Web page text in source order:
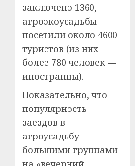
заключено 1360,
агроэкоусадьбы
посетили около 4600
туристов (из них
более 780 человек —
иностранцы).
Показательно, что
популярность
заездов в
агроусадьбу
большими группами
на «вечерний